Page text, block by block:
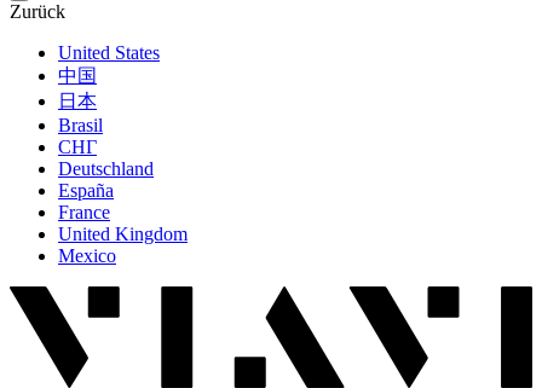
Zurück
United States
中国
日本
Brasil
СНГ
Deutschland
España
France
United Kingdom
Mexico